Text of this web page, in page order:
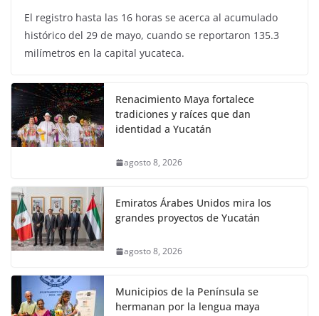
El registro hasta las 16 horas se acerca al acumulado
histórico del 29 de mayo, cuando se reportaron 135.3
milímetros en la capital yucateca.
Renacimiento Maya fortalece
tradiciones y raíces que dan
identidad a Yucatán
agosto 8, 2026
Emiratos Árabes Unidos mira los
grandes proyectos de Yucatán
agosto 8, 2026
Municipios de la Península se
hermanan por la lengua maya